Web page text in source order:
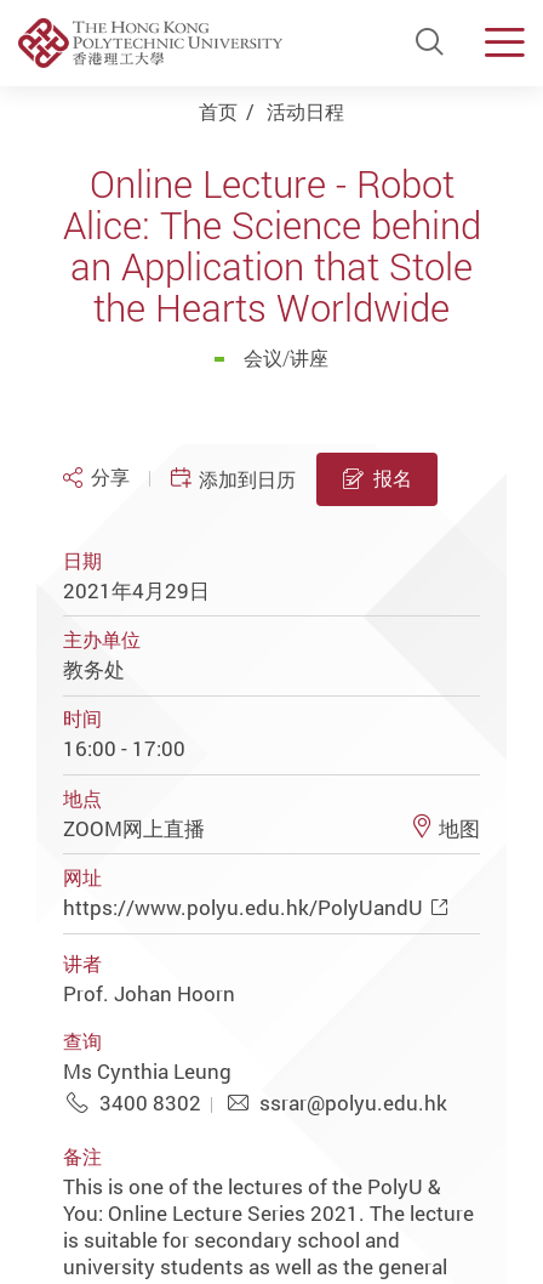
Open
首页 活动日程
Online Lecture - Robot
Alice: The Science behind
an Application that Stole
the Hearts Worldwide
会议/讲座
分享 添加到日历 报名
日期
2021年4月29日
主办单位
教务处
时间
16:00 - 17:00
地点
ZOOM网上直播 地图
网址
https://www.polyu.edu.hk/PolyUandU
讲者
Prof. Johan Hoorn
查询
Ms Cynthia Leung
3400 8302
ssrar@polyu.edu.hk
备注
This is one of the lectures of the PolyU &
You: Online Lecture Series 2021. The lecture
is suitable for secondary school and
university students as well as the general